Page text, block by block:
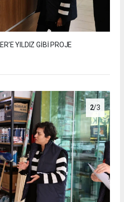
YILDIZ GİBİ PROJE
2/3